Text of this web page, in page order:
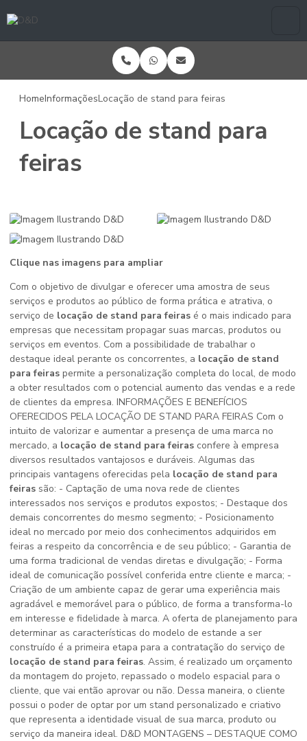
HomeInformaçõesLocação de stand para feiras
Locação de stand para
feiras
Clique nas imagens para ampliar
Com o objetivo de divulgar e oferecer uma amostra de seus
serviços e produtos ao público de forma prática e atrativa, o
serviço de locação de stand para feiras é o mais indicado para
empresas que necessitam propagar suas marcas, produtos ou
serviços em eventos. Com a possibilidade de trabalhar o
destaque ideal perante os concorrentes, a locação de stand
para feiras permite a personalização completa do local, de modo
a obter resultados com o potencial aumento das vendas e a rede
de clientes da empresa. INFORMAÇÕES E BENEFÍCIOS
OFERECIDOS PELA LOCAÇÃO DE STAND PARA FEIRAS Com o
intuito de valorizar e aumentar a presença de uma marca no
mercado, a locação de stand para feiras confere à empresa
diversos resultados vantajosos e duráveis. Algumas das
principais vantagens oferecidas pela locação de stand para
feiras são: - Captação de uma nova rede de clientes
interessados nos serviços e produtos expostos; - Destaque dos
demais concorrentes do mesmo segmento; - Posicionamento
ideal no mercado por meio dos conhecimentos adquiridos em
feiras a respeito da concorrência e de seu público; - Garantia de
uma forma tradicional de vendas diretas e divulgação; - Forma
ideal de comunicação possível conferida entre cliente e marca; -
Criação de um ambiente capaz de gerar uma experiência mais
agradável e memorável para o público, de forma a transforma-lo
em interesse e fidelidade à marca. A oferta de planejamento para
determinar as características do modelo de estande a ser
construído é a primeira etapa para a contratação do serviço de
locação de stand para feiras. Assim, é realizado um orçamento
da montagem do projeto, repassado o modelo espacial para o
cliente, que vai então aprovar ou não. Dessa maneira, o cliente
possui o poder de optar por um stand personalizado e criativo
que representa a identidade visual de sua marca, produto ou
serviço da maneira ideal. D&D MONTAGENS – DESTAQUE COMO